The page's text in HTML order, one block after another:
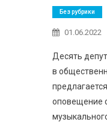
Без рубрики
01.06.2022
Десять
в
оповещение